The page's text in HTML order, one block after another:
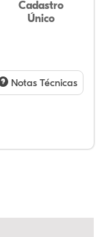
Cadastro
Único
Notas Técnicas